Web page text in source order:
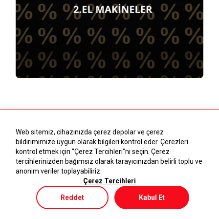
Teklif Sepeti
Web sitemiz, cihazınızda çerez depolar ve çerez
bildirimimize uygun olarak bilgileri kontrol eder. Çerezleri
kontrol etmek için “Çerez Tercihleri”ni seçin. Çerez
tercihlerinizden bağımsız olarak tarayıcınızdan belirli toplu ve
anonim veriler toplayabiliriz.
Çerez Tercihleri
Reddet Kabul Et
Ana Sayfa
Hakkımızda
Temsilcilikler
Kariyer
Makineler
Sarf Malzeme
UV Kürleme
BİLGİ PORTALI
Uygulamalar
Uygulama Örnekleri
Haberler
FORMLAR
Teknik Servis Talep Formu
Bayilik Formu
İletişim Formu